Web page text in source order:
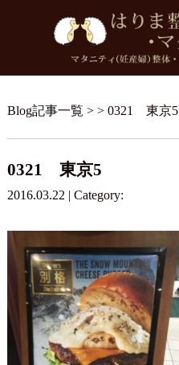
Blog記事一覧 > > 0321 東京5
0321 東京5
2016.03.22 | Category: